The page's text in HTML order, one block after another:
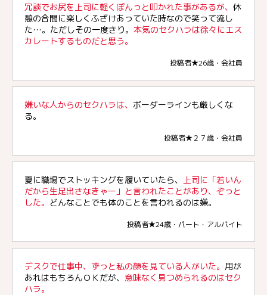
冗談でお尻を上司に軽くぽんっと叩かれた事があるが、 休
憩の合間に楽しくふざけあっていた時なので笑って流し
た…。ただしその一度きり。 本気のセクハラは徐々にエス
カレートするものだと思う。
投稿者★26歳・会社員
嫌いな人からのセクハラは、 ボーダーラインも厳しくな
る。
投稿者★２７歳・会社員
夏に職場でストッキングを履いていたら、
上司に「若いん
だから生足出さなきゃー」と言われたことがあり、ぞっと
した。 どんなことでも体のことを言われるのは嫌。
投稿者★24歳・パート・アルバイト
デスクで仕事中、ずっと私の顔を見ている人がいた。 用が
あれはもちろんＯＫだが、 意味なく見つめられるのはセク
ハラ。